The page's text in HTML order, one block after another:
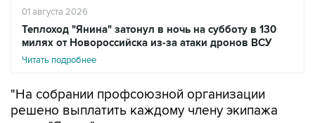
милях от Новороссийска из-за атаки дронов ВСУ
Читать подробнее
"На собрании профсоюзной организации
судна "Янина" материальную помощь в
размере 100 тыс. рублей", - сказал он.